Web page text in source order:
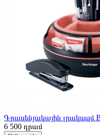
Գրասենյակային լրակազմ
6 500 դրամ